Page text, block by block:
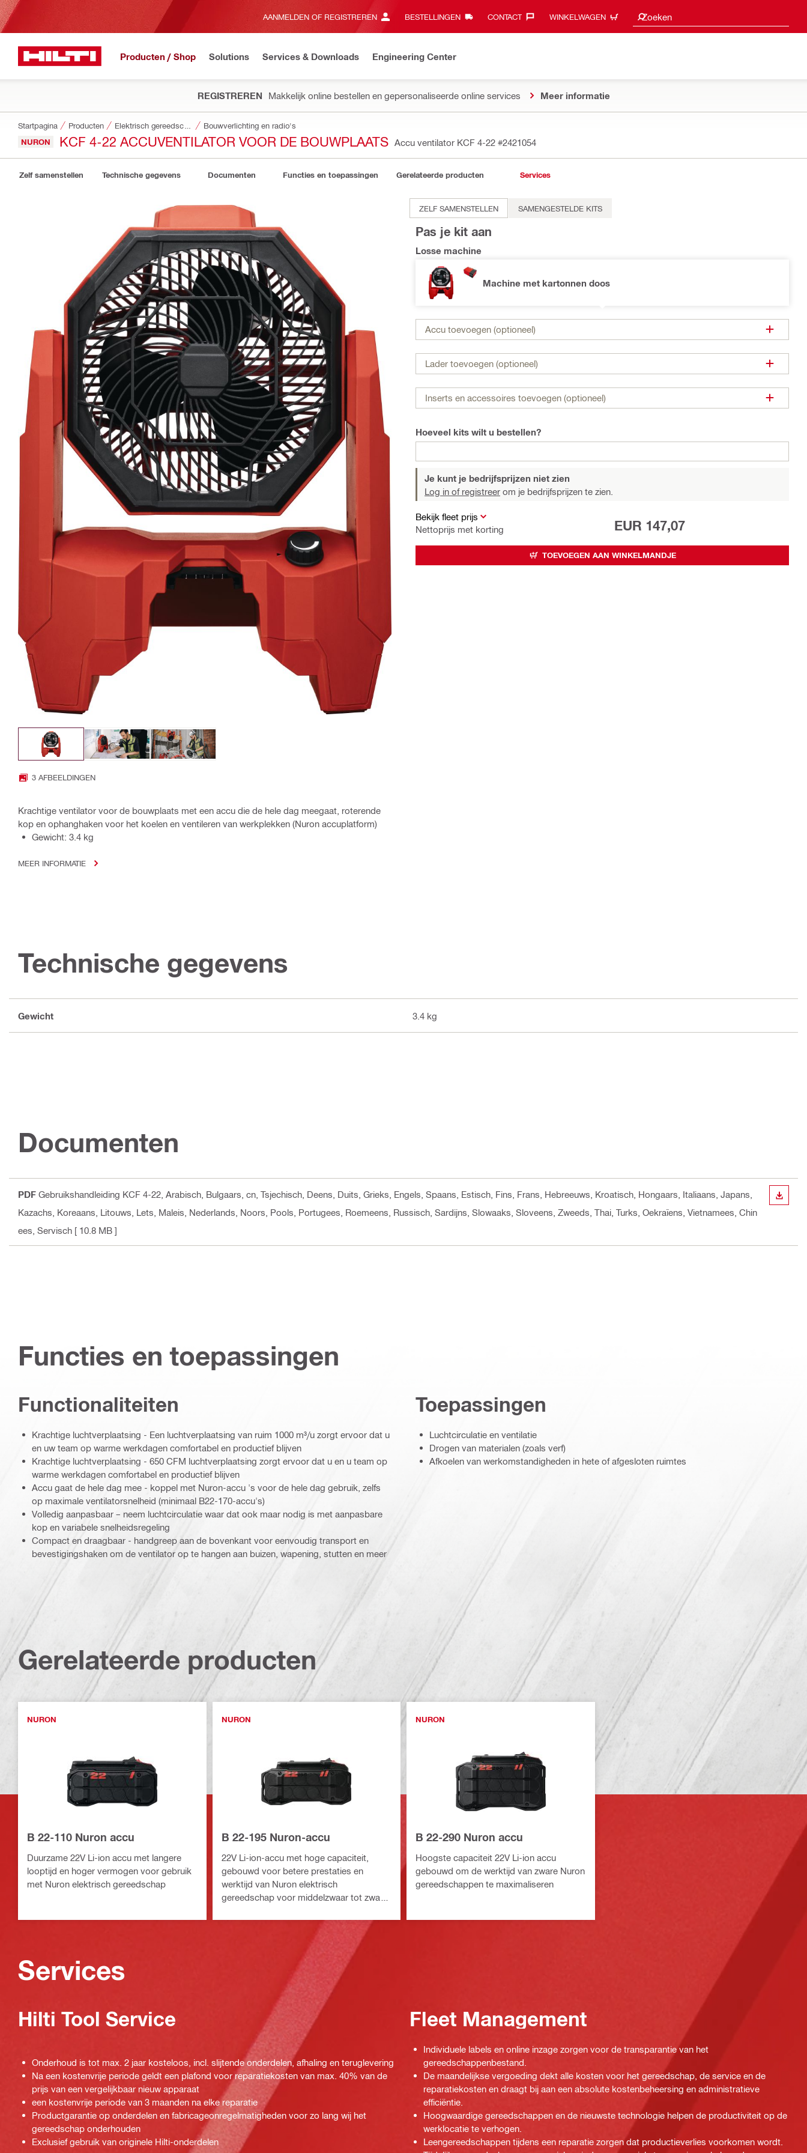
AANMELDEN OF REGISTREREN BESTELLINGEN CONTACT‎ WINKELWAGEN Zoeken
Zoeksuggesties
Producten / Shop Solutions Services & Downloads Engineering Center
REGISTREREN Makkelijk online bestellen en gepersonaliseerde online services Meer informatie
Startpagina Producten Bouwverlichting en radio's
NURON KCF 4-22 ACCUVENTILATOR VOOR DE BOUWPLAATS Accu ventilator KCF 4-22 #2421054
Zelf samenstellen Technische gegevens Documenten Functies en toepassingen Gerelateerde producten Services
3 AFBEELDINGEN
Krachtige ventilator voor de bouwplaats met een accu die de hele dag meegaat, roterende
kop en ophanghaken voor het koelen en ventileren van werkplekken (Nuron accuplatform)
Gewicht: 3.4 kg
MEER INFORMATIE
ZELF SAMENSTELLEN SAMENGESTELDE KITS
Pas je kit aan
Losse machine
Machine met kartonnen doos
Accu toevoegen (optioneel)
Lader toevoegen (optioneel)
Inserts en accessoires toevoegen (optioneel)
Hoeveel kits wilt u bestellen?
Je kunt je bedrijfsprijzen niet zien
Log in of registreer om je bedrijfsprijzen te zien.
Bekijk fleet prijs
Nettoprijs met korting
EUR 147,07
TOEVOEGEN AAN WINKELMANDJE
Technische gegevens
Gewicht 3.4 kg
Documenten
PDF Gebruikshandleiding KCF 4-22 , Arabisch, Bulgaars, cn, Tsjechisch, Deens, Duits, Grieks, Engels, Spaans, Estisch, Fins, Frans, Hebreeuws, Kroatisch, Hongaars, Italiaans, Japans,
Kazachs, Koreaans, Litouws, Lets, Maleis, Nederlands, Noors, Pools, Portugees, Roemeens, Russisch, Sardijns, Slowaaks, Sloveens, Zweeds, Thai, Turks, Oekraïens, Vietnamees, Chin
ees, Servisch [ 10.8 MB ]
Functies en toepassingen
Functionaliteiten
Krachtige luchtverplaatsing - Een luchtverplaatsing van ruim 1000 m³/u zorgt ervoor dat u
en uw team op warme werkdagen comfortabel en productief blijven
Krachtige luchtverplaatsing - 650 CFM luchtverplaatsing zorgt ervoor dat u en u team op
warme werkdagen comfortabel en productief blijven
Accu gaat de hele dag mee - koppel met Nuron-accu 's voor de hele dag gebruik, zelfs
op maximale ventilatorsnelheid (minimaal B22-170-accu's)
Volledig aanpasbaar – neem luchtcirculatie waar dat ook maar nodig is met aanpasbare
kop en variabele snelheidsregeling
Compact en draagbaar - handgreep aan de bovenkant voor eenvoudig transport en
bevestigingshaken om de ventilator op te hangen aan buizen, wapening, stutten en meer
Toepassingen
Luchtcirculatie en ventilatie
Drogen van materialen (zoals verf)
Afkoelen van werkomstandigheden in hete of afgesloten ruimtes
Gerelateerde producten
NURON
B 22-110 Nuron accu
Duurzame 22V Li-ion accu met langere
looptijd en hoger vermogen voor gebruik
met Nuron elektrisch gereedschap
NURON
B 22-195 Nuron-accu
22V Li-ion-accu met hoge capaciteit,
gebouwd voor betere prestaties en
werktijd van Nuron elektrisch
gereedschap voor middelzwaar tot zwaar
NURON
B 22-290 Nuron accu
Hoogste capaciteit 22V Li-ion accu
gebouwd om de werktijd van zware Nuron
gereedschappen te maximaliseren
Services
Hilti Tool Service
Onderhoud is tot max. 2 jaar kosteloos, incl. slijtende onderdelen, afhaling en teruglevering
Na een kostenvrije periode geldt een plafond voor reparatiekosten van max. 40% van de
prijs van een vergelijkbaar nieuw apparaat
een kostenvrije periode van 3 maanden na elke reparatie
Productgarantie op onderdelen en fabricageonregelmatigheden voor zo lang wij het
gereedschap onderhouden
Exclusief gebruik van originele Hilti-onderdelen
Fleet Management
Individuele labels en online inzage zorgen voor de transparantie van het
gereedschappenbestand.
De maandelijkse vergoeding dekt alle kosten voor het gereedschap, de service en de
reparatiekosten en draagt bij aan een absolute kostenbeheersing en administratieve
efficiëntie.
Hoogwaardige gereedschappen en de nieuwste technologie helpen de productiviteit op de
werklocatie te verhogen.
Leengereedschappen tijdens een reparatie zorgen dat productieverlies voorkomen wordt.